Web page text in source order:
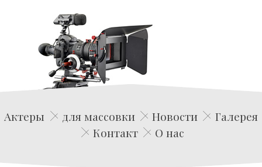
Edwin Film Agencja Aktorska
Актеры для массовки Новости
Галерея
Контакт
О нас